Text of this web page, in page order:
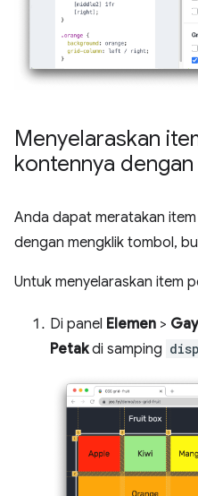
Menyelaraskan
kontennya
Anda dapat meratakan
dengan mengklik tombol,
Untuk menyelaraskan item
Di panel Elemen >
Petakdi samping